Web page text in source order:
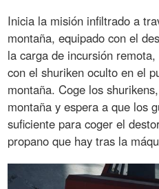
Inicia la misión infiltrado a
montaña, equipado con el
la carga de incursión
con el shuriken oculto en el
montaña. Coge los
montaña y espera a que los
suficiente para coger el
propano que hay tras la